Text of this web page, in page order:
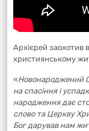
Архієрей заохотив
християнському
«Новонароджений
на спасіння і
народження дає
слово та Церкву
Бог дарував нам